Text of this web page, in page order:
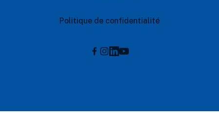
Politique de confidentialité
Instagram
Linkedin
Youtube